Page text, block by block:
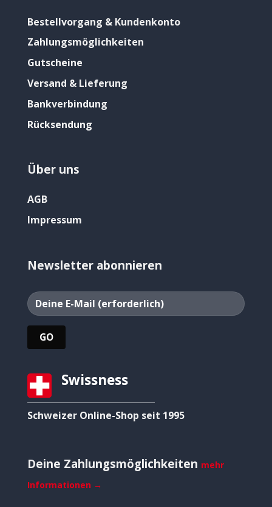
Bestellvorgang & Kundenkonto
Zahlungsmöglichkeiten
Gutscheine
Versand & Lieferung
Bankverbindung
Rücksendung
Über uns
AGB
Impressum
Newsletter abonnieren
Swissness
Schweizer Online-Shop seit 1995
Deine Zahlungsmöglichkeiten mehr
Informationen →